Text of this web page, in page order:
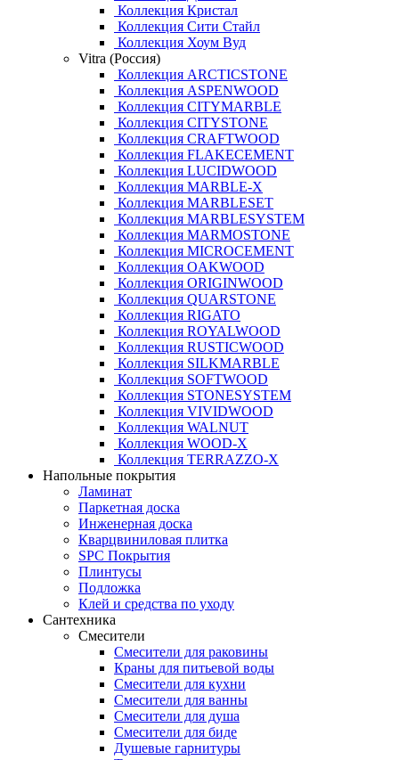
Коллекция Кристал
Коллекция Сити Стайл
Коллекция Хоум Вуд
Vitra (Россия)
Коллекция ARCTICSTONE
Коллекция ASPENWOOD
Коллекция CITYMARBLE
Коллекция CITYSTONE
Коллекция CRAFTWOOD
Коллекция FLAKECEMENT
Коллекция LUCIDWOOD
Коллекция MARBLE-X
Коллекция MARBLESET
Коллекция MARBLESYSTEM
Коллекция MARMOSTONE
Коллекция MICROCEMENT
Коллекция OAKWOOD
Коллекция ORIGINWOOD
Коллекция QUARSTONE
Коллекция RIGATO
Коллекция ROYALWOOD
Коллекция RUSTICWOOD
Коллекция SILKMARBLE
Коллекция SOFTWOOD
Коллекция STONESYSTEM
Коллекция VIVIDWOOD
Коллекция WALNUT
Коллекция WOOD-X
Коллекция ТЕRRАZZO-X
Напольные покрытия
Ламинат
Паркетная доска
Инженерная доска
Кварцвиниловая плитка
SPC Покрытия
Плинтусы
Подложка
Клей и средства по уходу
Сантехника
Смесители
Смесители для раковины
Краны для питьевой воды
Смесители для кухни
Смесители для ванны
Смесители для душа
Смесители для биде
Душевые гарнитуры